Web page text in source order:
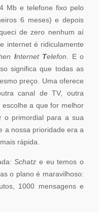
Mb e telefone fixo pelo
6 meses) e depois
de zero nenhum aí
internet é ridiculamente
Internet Telefon . E o
significa que todas as
preço. Uma oferece
canal de TV, outra
a que for melhor
o primordial para a sua
a nossa prioridade era a
rápida.
Schatz e eu temos o
o plano é maravilhoso:
1000 mensagens e